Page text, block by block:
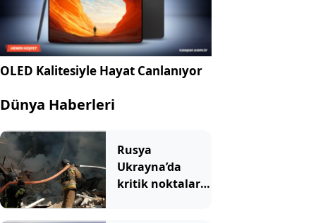
OLED Kalitesiyle Hayat Canlanıyor
Dünya Haberleri
Rusya
Ukrayna’da
kritik noktaları